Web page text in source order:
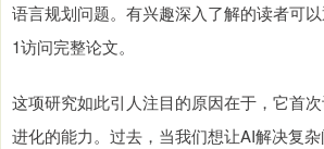
语言规划问题。有兴趣深入了解的读者可
1访问完整论文。
这项研究如此引人注目的原因在于，它首
进化的能力。过去，当我们想让AI解决复